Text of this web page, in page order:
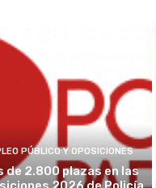
PÚBLICO Y OPOSICIONES
de 2.800 plazas en las